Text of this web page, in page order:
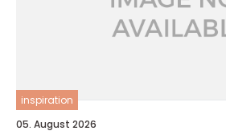
inspiration
05. August 2026